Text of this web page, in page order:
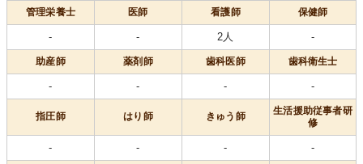
管理栄養士 医師 看護師 保健師
- - 2人 -
助産師 薬剤師 歯科医師 歯科衛生士
- - - -
指圧師 はり師 きゅう師
生活援助従事者研
修
- - - -